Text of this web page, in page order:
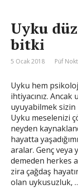
Uyku
bitki
5 Ocak 2018 Püf
Uyku hem
ihtiyacınız.
uyuyabilmek
Uyku meselenizi
neyden
hayatta
aralar. Genç veya
demeden herkes
zira çağdaş
olan uykusuzluk,